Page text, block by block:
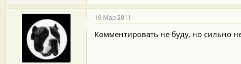
19 Мар 2011
Комментировать не буду, но сильно